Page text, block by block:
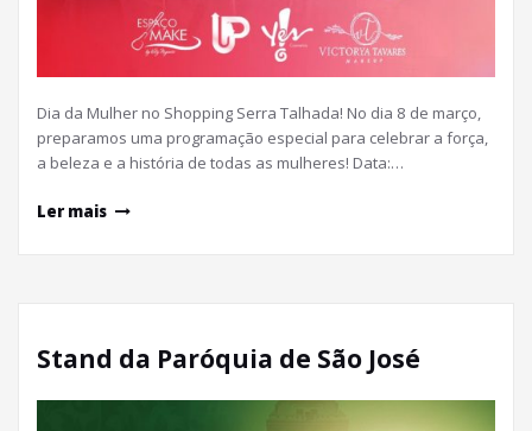
Dia da Mulher no Shopping Serra Talhada! No dia 8 de março,
preparamos uma programação especial para celebrar a força,
a beleza e a história de todas as mulheres! Data:…
Ler mais
Stand da Paróquia de São José